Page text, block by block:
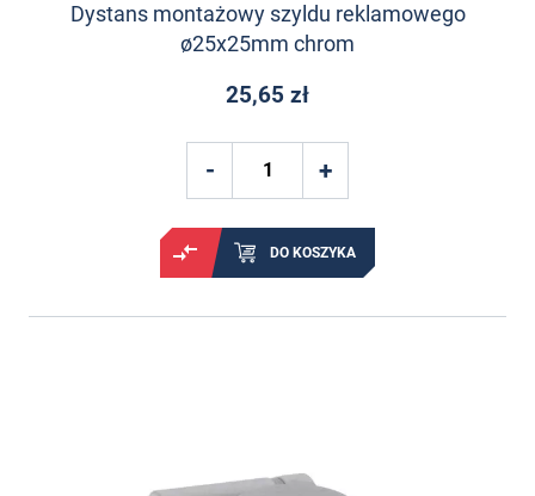
Dystans montażowy szyldu reklamowego
ø25x25mm chrom
25,65 zł
DO KOSZYKA